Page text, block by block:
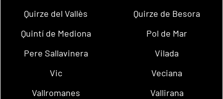
Quirze del Vallès
Quirze de Besora
Quintí de Mediona
Pol de Mar
Pere Sallavinera
Vilada
Vic
Veciana
Vallromanes
Vallirana